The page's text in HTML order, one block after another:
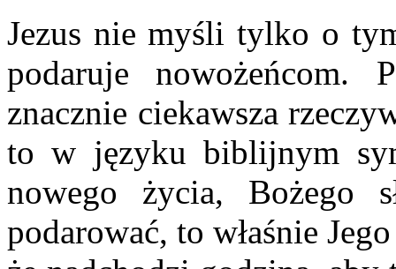
Jezus nie myśli tylko o
podaruje nowożeńcom.
znacznie ciekawsza
to w języku biblijnym
nowego życia, Bożego
podarować, to właśnie